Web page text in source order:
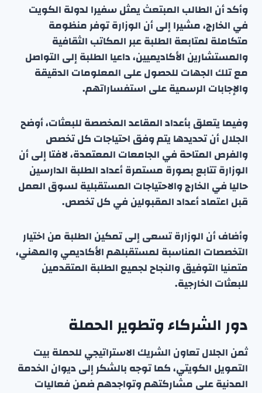
وأكد أن الطالب المبتعث يمثل سفيرا لدولة الكويت
في الخارج، مشيرا إلى أن الوزارة توفر منظومة
متكاملة لمتابعة الطلبة عبر المكاتب الثقافية
والمستشارين الأكاديميين، داعيا الطلبة إلى التواصل
مع تلك الجهات للحصول على المعلومات الدقيقة
والإجابات الرسمية على استفساراتهم.
وفيما يتعلق بأعداد المقاعد المخصصة للبعثات، أوضح
الجلال أن تحديدها يتم وفق احتياجات كل تخصص
والفرص المتاحة في الجامعات المعتمدة، لافتا إلى أن
الوزارة تتابع بصورة مستمرة أعداد الطلبة الدارسين
حاليا في الخارج والاحتياجات المستقبلية لسوق العمل
قبل اعتماد أعداد المقبولين في كل تخصص.
وأضاف أن الوزارة تسعى إلى تمكين الطلبة من اختيار
التخصصات المناسبة لمستقبلهم الأكاديمي والمهني،
متمنيا التوفيق والنجاح لجميع الطلبة المتقدمين
للبعثات الخارجية.
دور الشركاء وتطوير الحملة
ثمن الجلال تعاون الشريك الاستراتيجي للحملة بيت
التمويل الكويتي، كما توجه بالشكر إلى ديوان الخدمة
المدنية على مشاركتهم وتواجدهم ضمن فعاليات